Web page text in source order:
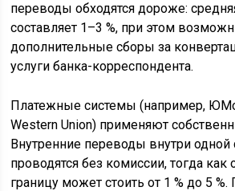
переводы обходятся дороже:
составляет 1–3 %, при этом
дополнительные сборы за
услуги банка-корреспондента.
Платежные системы (например,
Western Union) применяют
Внутренние переводы внутри одной
проводятся без комиссии, тогда как
границу может стоить от 1 % до 5